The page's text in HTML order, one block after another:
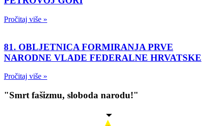
Pročitaj više »
81. OBLJETNICA FORMIRANJA PRVE
NARODNE VLADE FEDERALNE HRVATSKE
Pročitaj više »
"Smrt fašizmu, sloboda narodu!"